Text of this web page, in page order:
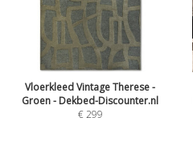
Vloerkleed Vintage Therese -
Groen - Dekbed-Discounter.nl
€299